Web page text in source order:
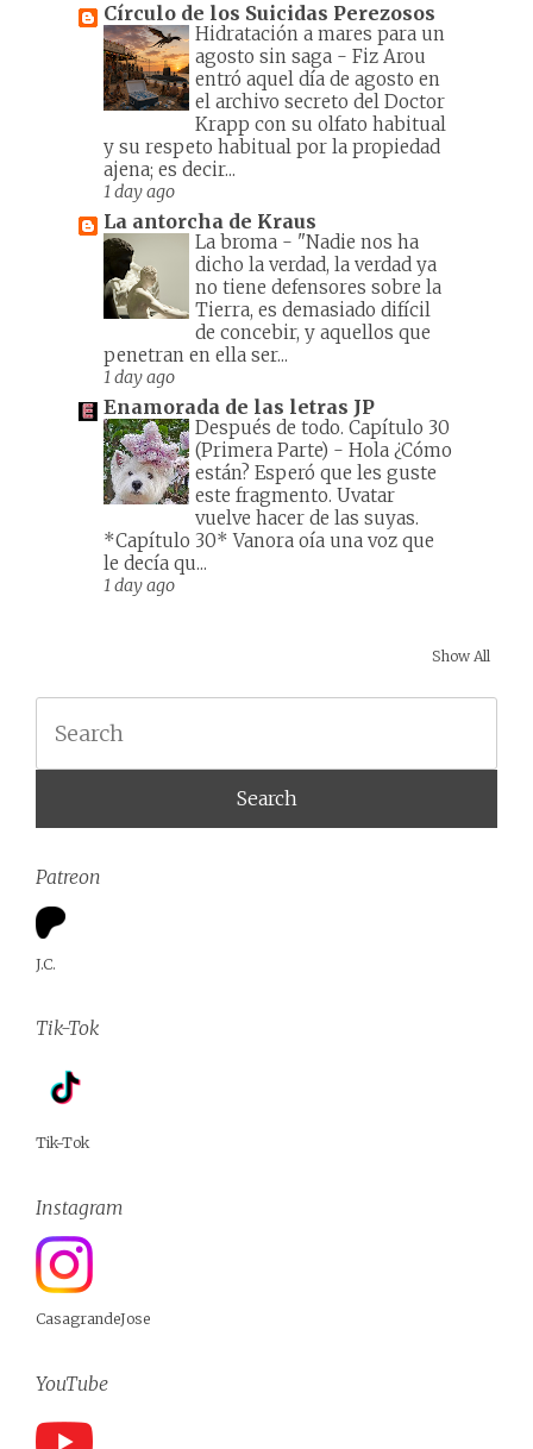
Círculo de los Suicidas Perezosos
Hidratación a mares para un
agosto sin saga - Fiz Arou
entró aquel día de agosto en
el archivo secreto del Doctor
Krapp con su olfato habitual
y su respeto habitual por la propiedad
ajena; es decir...
1 day ago
La antorcha de Kraus
La broma - "Nadie nos ha
dicho la verdad, la verdad ya
no tiene defensores sobre la
Tierra, es demasiado difícil
de concebir, y aquellos que
penetran en ella ser...
1 day ago
Enamorada de las letras JP
Después de todo. Capítulo 30
(Primera Parte) - Hola ¿Cómo
están? Esperó que les guste
este fragmento. Uvatar
vuelve hacer de las suyas.
*Capítulo 30* Vanora oía una voz que
le decía qu...
1 day ago
Show All
Patreon
J.C.
Tik-Tok
Tik-Tok
Instagram
CasagrandeJose
YouTube